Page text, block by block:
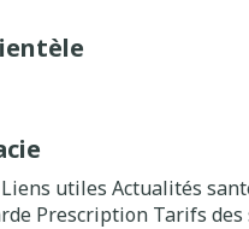
Liens utiles Actualités
Prescription Tarifs des